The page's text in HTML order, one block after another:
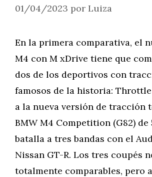
01/04/2023 por Luiza
En la primera comparativa, el
M4 con M xDrive tiene que
dos de los deportivos con
famosos de la historia:
a la nueva versión de tracción
BMW M4 Competition (G82) de
batalla a tres bandas con el
Nissan GT-R. Los tres coupés
totalmente comparables, pero